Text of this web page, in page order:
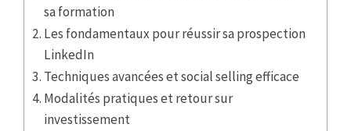
sa formation
Les fondamentaux pour réussir sa prospection
LinkedIn
Techniques avancées et social selling efficace
Modalités pratiques et retour sur
investissement